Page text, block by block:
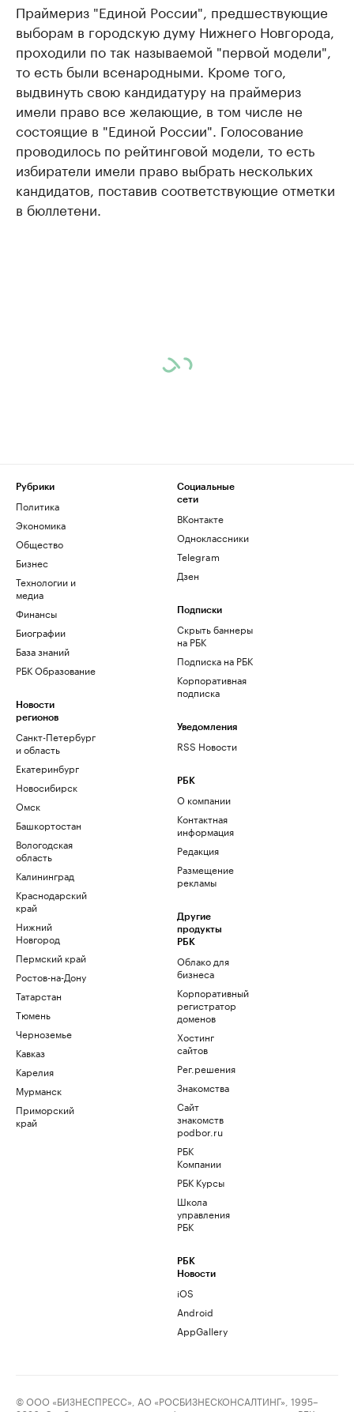
Праймериз "Единой России", предшествующие
выборам в городскую думу Нижнего Новгорода,
проходили по так называемой "первой модели",
то есть были всенародными. Кроме того,
выдвинуть свою кандидатуру на праймериз
имели право все желающие, в том числе не
состоящие в "Единой России". Голосование
проводилось по рейтинговой модели, то есть
избиратели имели право выбрать нескольких
кандидатов, поставив соответствующие отметки
в бюллетени.
Рубрики
Политика
Экономика
Общество
Бизнес
Технологии и
медиа
Финансы
Биографии
База знаний
РБК Образование
Новости
регионов
Санкт-Петербург
и область
Екатеринбург
Новосибирск
Омск
Башкортостан
Вологодская
область
Калининград
Краснодарский
край
Нижний
Новгород
Пермский край
Ростов-на-Дону
Татарстан
Тюмень
Черноземье
Кавказ
Карелия
Мурманск
Приморский
край
Социальные
сети
ВКонтакте
Одноклассники
Telegram
Дзен
Подписки
Скрыть баннеры
на РБК
Подписка на РБК
Корпоративная
подписка
Уведомления
RSS Новости
РБК
О компании
Контактная
информация
Редакция
Размещение
рекламы
Другие
продукты
РБК
Облако для
бизнеса
Корпоративный
регистратор
доменов
Хостинг
сайтов
Рег.решения
Знакомства
Сайт
знакомств
podbor.ru
РБК
Компании
РБК Курсы
Школа
управления
РБК
РБК
Новости
iOS
Android
AppGallery
© ООО «БИЗНЕСПРЕСС», АО «РОСБИЗНЕСКОНСАЛТИНГ», 1995–